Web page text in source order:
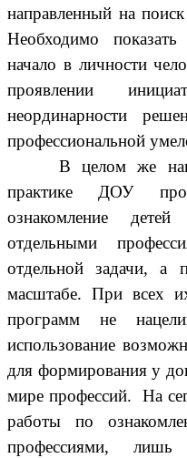
направленный на
Необходимо
начало в личности
проявлении
неординарности
профессиональной
В целом же
практике ДОУ
ознакомление
отдельными
отдельной задачи, а
масштабе. При всех
программ не
использование
для формирования у
мире профессий.
На
работы по
профессиями, лишь